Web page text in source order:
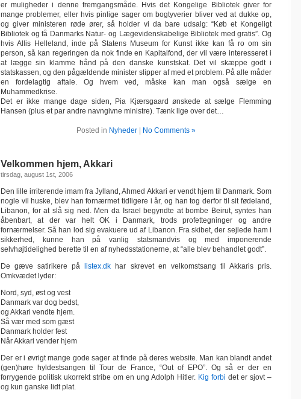
er muligheder i denne fremgangsmåde. Hvis det Kongelige Bibliotek giver for
mange problemer, eller hvis pinlige sager om bogtyverier bliver ved at dukke op,
og giver ministeren røde ører, så holder vi da bare udsalg: “Køb et Kongeligt
Bibliotek og få Danmarks Natur- og Lægevidenskabelige Bibliotek med gratis”. Og
hvis Allis Helleland, inde på Statens Museum for Kunst ikke kan få ro om sin
person, så kan regeringen da nok finde en Kapitalfond, der vil være interesseret i
at lægge sin klamme hånd på den danske kunstskat. Det vil skæppe godt i
statskassen, og den pågældende minister slipper af med et problem. På alle måder
en fordelagtig aftale. Og hvem ved, måske kan man også sælge en
Muhammedkrise.
Det er ikke mange dage siden, Pia Kjærsgaard ønskede at sælge Flemming
Hansen (plus et par andre navngivne ministre). Tænk lige over det…
Posted in Nyheder No Comments »
Velkommen hjem, Akkari
tirsdag, august 1st, 2006
Den lille irriterende imam fra Jylland, Ahmed Akkari er vendt hjem til Danmark. Som
nogle vil huske, blev han fornærmet tidligere i år, og han tog derfor til sit fødeland,
Libanon, for at slå sig ned. Men da Israel begyndte at bombe Beirut, syntes han
åbenbart, at der var helt OK i Danmark, trods profettegninger og andre
fornærmelser. Så han lod sig evakuere ud af Libanon. Fra skibet, der sejlede ham i
sikkerhed, kunne han på vanlig statsmandvis og med imponerende
selvhøjtidelighed berette til en af nyhedsstationerne, at “alle blev behandlet godt”.
De gæve satirikere på
listex.dk har skrevet en velkomstsang til Akkaris pris.
Omkvædet lyder:
Nord, syd, øst og vest
Danmark var dog bedst,
og Akkari vendte hjem.
Så vær med som gæst
Danmark holder fest
Når Akkari vender hjem
Der er i øvrigt mange gode sager at finde på deres website. Man kan blandt andet
(gen)høre hyldestsangen til Tour de France, “Out of EPO”. Og så er der en
forrygende politisk ukorrekt stribe om en ung Adolph Hitler. Kig forbi det er sjovt –
og kun ganske lidt plat.